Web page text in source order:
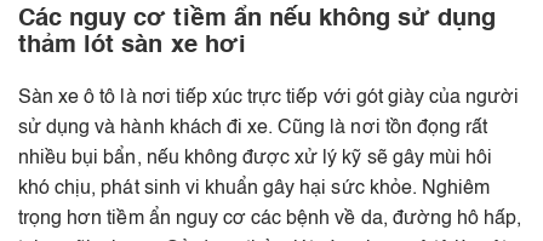
Các nguy cơ tiềm ẩn nếu không sử dụng
thảm lót sàn xe hơi
Sàn xe ô tô là nơi tiếp xúc trực tiếp với gót giày của người
sử dụng và hành khách đi xe. Cũng là nơi tồn đọng rất
nhiều bụi bẩn, nếu không được xử lý kỹ sẽ gây mùi hôi
khó chịu, phát sinh vi khuẩn gây hại sức khỏe. Nghiêm
trọng hơn tiềm ẩn nguy cơ các bệnh về da, đường hô hấp,